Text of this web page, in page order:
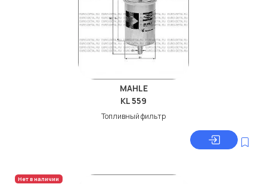
MAHLE
KL 559
Топливный фильтр
Нет в наличии